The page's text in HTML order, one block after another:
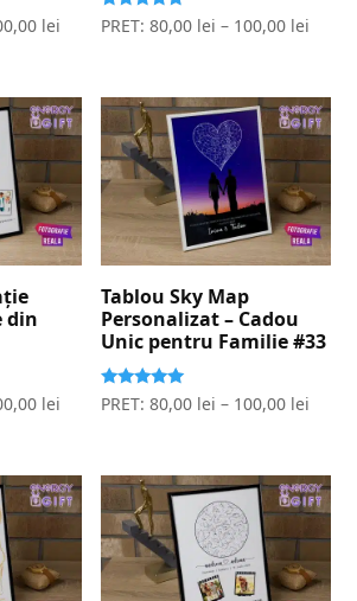
lei
Evaluat la
5.00
PRET:80,00 lei – 100,00 lei
din
lei
Tablou Sky Map
Personalizat – Cadou
Unic pentru Familie #33
Evaluat la
5.00
PRET:80,00 lei – 100,00 lei